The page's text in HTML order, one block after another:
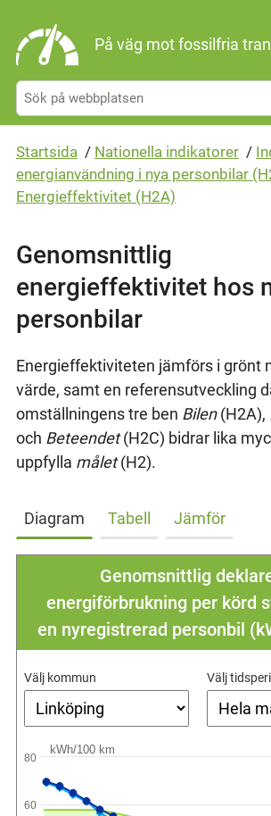
På väg mot fossilfria
Startsida / Nationella indikatorer /
energianvändning i nya personbilar
Energieffektivitet (H2A)
Genomsnittlig
energieffektivitet hos
personbilar
Energieffektiviteten jämförs i grönt
värde, samt en referensutveckling
omställningens tre ben Bilen(H2A),
och Beteendet(H2C) bidrar lika
uppfylla målet(H2).
Diagram Tabell Jämför
Genomsnittlig
energiförbrukning per körd
en nyregistrerad personbil
Välj kommun Välj
kWh/100 km
60
80